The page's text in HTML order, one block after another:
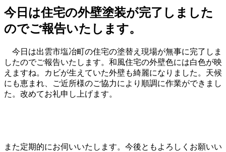
今日は住宅の外壁塗装が完了しました
のでご報告いたします。
今日は出雲市塩冶町の住宅の塗替え現場が無事に完了しま
したのでご報告いたします。和風住宅の外壁色には白色が映
えますね。カビが生えていた外壁も綺麗になりました。天候
にも恵まれ、ご近所様のご協力により順調に作業ができまし
た。改めてお礼申し上げます。
また定期的にお伺いいたします。今後ともよろしくお願いい